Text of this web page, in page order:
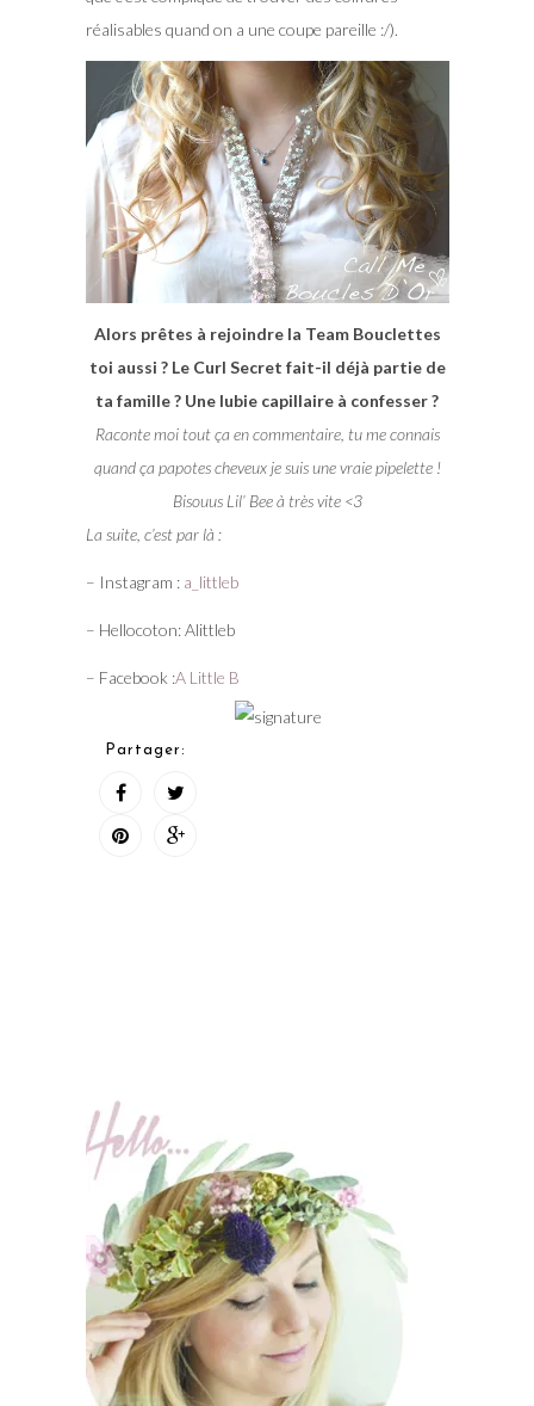
réalisables quand on a une coupe pareille :/).
Alors prêtes à rejoindre la Team Bouclettes
toi aussi ? Le Curl Secret fait-il déjà partie de
ta famille ? Une lubie capillaire à confesser ?
Raconte moi tout ça en commentaire, tu me connais
quand ça papotes cheveux je suis une vraie pipelette !
Bisouus Lil’ Bee à très vite <3
La suite, c’est par là :
– Instagram : a_littleb
– Hellocoton: Alittleb
– Facebook :A Little B
Partager: